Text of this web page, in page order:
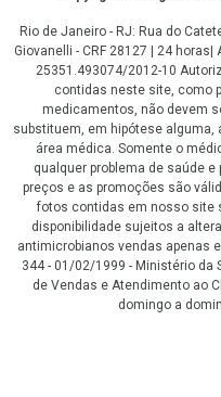
Rio de Janeiro - RJ: Rua do
Giovanelli - CRF 28127 | 24
25351.493074/2012-10
contidas neste site, como
medicamentos, não devem
substituem, em hipótese alguma,
área médica. Somente o
qualquer problema de saúde
preços e as promoções são
fotos contidas em nosso site
disponibilidade sujeitos a
antimicrobianos vendas apenas
344 - 01/02/1999 - Ministério da
de Vendas e Atendimento ao
domingo a